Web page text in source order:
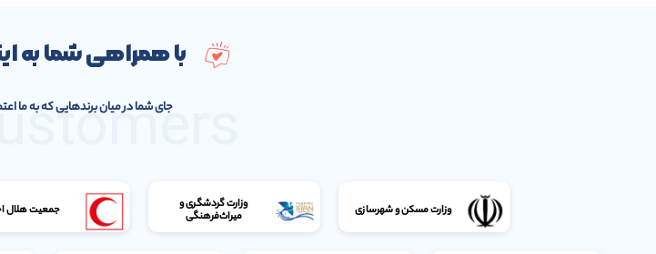
با همراهی شما به
جای شما در میان برندهایی که به ما
وزارت مسکن و شهرسازی وزارت گردشگری و
میراث‌فرهنگی جمعیت هلال